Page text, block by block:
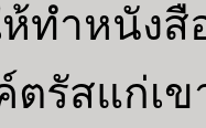
ห้ทำหนัง
ตรัสแก่เ